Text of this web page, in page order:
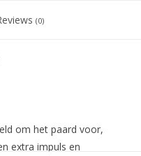
(0)
om het paard voor,
extra impuls en